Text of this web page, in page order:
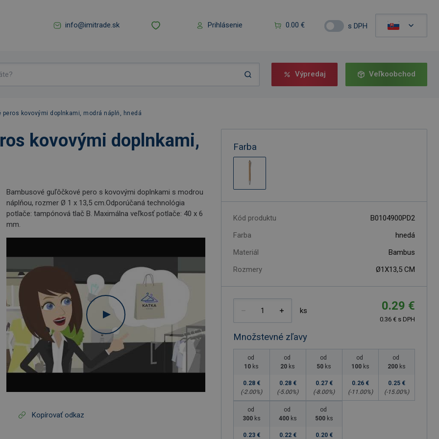
info@imitrade.sk Prihlásenie 0.00 € s DPH
Výpredaj Veľkoobchod
kovovými doplnkami, modrá náplň, hnedá
kovovými doplnkami,
Bambusové guľôčkové pero s kovovými doplnkami s modrou
náplňou, rozmer Ø 1 x 13,5 cm.Odporúčaná technológia
potlače: tampónová tlač B. Maximálna veľkosť potlače: 40 x 6
mm.
Kopírovať odkaz
Farba
Kód produktu
B0104900PD2
Farba
hnedá
Materiál
Bambus
Rozmery
Ø1X13,5 CM
ks 0.29 €
0.36 € s DPH
Množstevné zľavy
od
10 ks
0.28 €
(-2.00%)
od
20 ks
0.28 €
(-5.00%)
od
50 ks
0.27 €
(-8.00%)
od
100 ks
0.26 €
(-11.00%)
od
200 ks
0.25 €
(-15.00%)
od
300 ks
0.23 €
od
400 ks
0.22 €
od
500 ks
0.20 €